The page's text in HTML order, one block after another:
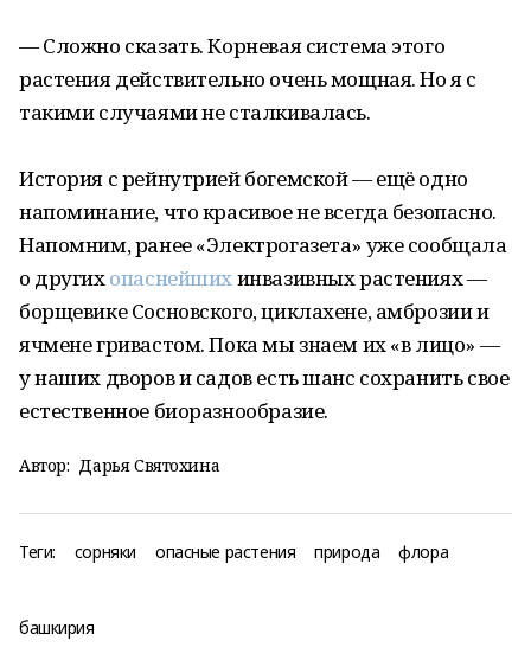
— Сложно сказать. Корневая система этого
растения действительно очень мощная. Но я с
такими случаями не сталкивалась.
История с рейнутрией богемской — ещё одно
напоминание, что красивое не всегда безопасно.
Напомним, ранее «Электрогазета» уже сообщала
о другихопаснейшихинвазивных растениях —
борщевике Сосновского, циклахене, амброзии и
ячмене гривастом. Пока мы знаем их «в лицо» —
у наших дворов и садов есть шанс сохранить свое
естественное биоразнообразие.
Автор: Дарья Святохина
Теги: сорняки опасные растения природа флора
башкирия